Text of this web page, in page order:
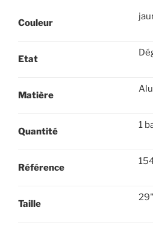
Couleur
Etat
Matière
Quantité
1
Référence
Taille